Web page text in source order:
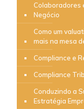
Colaboradores
Negócio
Como um
mais na mesa
Compliance e
Compliance
Conduzindo a
Estratégia